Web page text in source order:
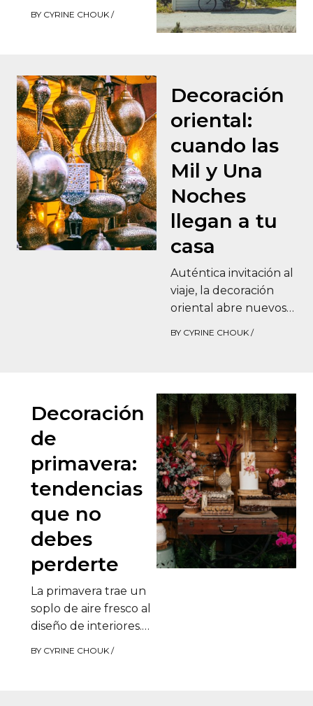
Estados Unidos, estas
BY CYRINE CHOUK /
Decoración
oriental:
cuando las
Mil y Una
Noches
llegan a tu
casa
Auténtica invitación al
viaje, la decoración
oriental abre nuevos
horizontes a tu casa.
BY CYRINE CHOUK /
Decoración
de
primavera:
tendencias
que no
debes
perderte
La primavera trae un
soplo de aire fresco al
diseño de interiores.
Es el momento
BY CYRINE CHOUK /